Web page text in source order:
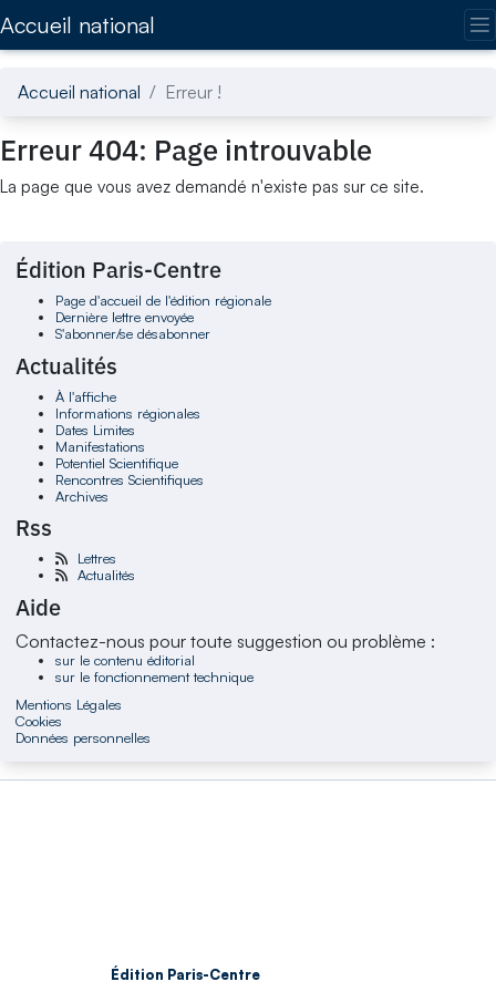
Accueil national
Accueil national Erreur !
Erreur 404: Page introuvable
La page que vous avez demandé n'existe pas sur ce site.
Édition Paris-Centre
Page d'accueil de l'édition régionale
Dernière lettre envoyée
S'abonner/se désabonner
Actualités
À l'affiche
Informations régionales
Dates Limites
Manifestations
Potentiel Scientifique
Rencontres Scientifiques
Archives
Rss
Lettres
Actualités
Aide
Contactez-nous pour toute suggestion ou problème :
sur le contenu éditorial
sur le fonctionnement technique
Mentions Légales
Cookies
Données personnelles
Édition Paris-Centre